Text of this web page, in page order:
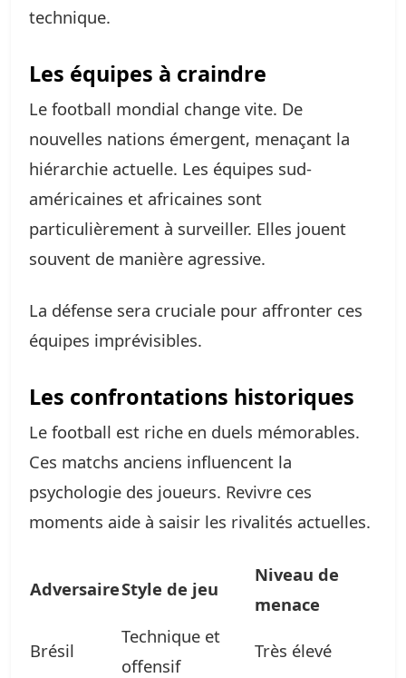
technique.
Les équipes à craindre
Le football mondial change vite. De
nouvelles nations émergent, menaçant la
hiérarchie actuelle. Les équipes sud-
américaines et africaines sont
particulièrement à surveiller. Elles jouent
souvent de manière agressive.
La défense sera cruciale pour affronter ces
équipes imprévisibles.
Les confrontations historiques
Le football est riche en duels mémorables.
Ces matchs anciens influencent la
psychologie des joueurs. Revivre ces
moments aide à saisir les rivalités actuelles.
AdversaireStyle de jeu
Niveau de
menace
Brésil
Technique et
offensif
Très élevé